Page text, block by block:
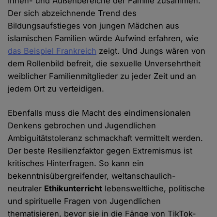
Der sich abzeichnende Trend des
Bildungsaufstieges von jungen Mädchen aus
islamischen Familien würde Aufwind erfahren, wie
das Beispiel Frankreich zeigt. Und Jungs wären von
dem Rollenbild befreit, die sexuelle Unversehrtheit
weiblicher Familienmitglieder zu jeder Zeit und an
jedem Ort zu verteidigen.
Ebenfalls muss die Macht des eindimensionalen
Denkens gebrochen und Jugendlichen
Ambiguitätstoleranz schmackhaft vermittelt werden.
Der beste Resilienzfaktor gegen Extremismus ist
kritisches Hinterfragen. So kann ein
bekenntnisübergreifender, weltanschaulich-
neutraler Ethikunterricht lebensweltliche, politische
und spirituelle Fragen von Jugendlichen
thematisieren, bevor sie in die Fänge von TikTok-